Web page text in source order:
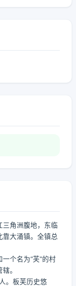
三角洲腹地，东临
大涌镇。全镇总
个名为“芙”的村
。
。板芙历史悠